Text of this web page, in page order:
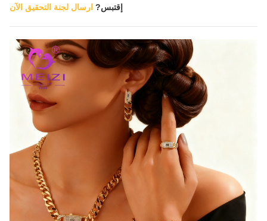
إقتبس? ارسال لجنة التحقيق الآن